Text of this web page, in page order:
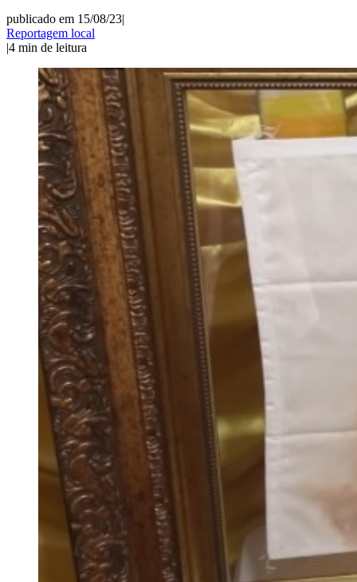
publicado em 15/08/23|
Reportagem local
|4 min de leitura